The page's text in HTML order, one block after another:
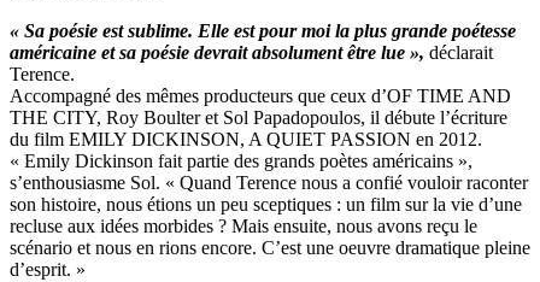
« Sa poésie est sublime. Elle est pour moi la plus grande poétesse
américaine et sa poésie devrait absolument être lue », déclarait
Terence.
Accompagné des mêmes producteurs que ceux d’OF TIME AND
THE CITY, Roy Boulter et Sol Papadopoulos, il débute l’écriture
du film EMILY DICKINSON, A QUIET PASSION en 2012.
« Emily Dickinson fait partie des grands poètes américains »,
s’enthousiasme Sol. « Quand Terence nous a confié vouloir raconter
son histoire, nous étions un peu sceptiques : un film sur la vie d’une
recluse aux idées morbides ? Mais ensuite, nous avons reçu le
scénario et nous en rions encore. C’est une oeuvre dramatique pleine
d’esprit. »